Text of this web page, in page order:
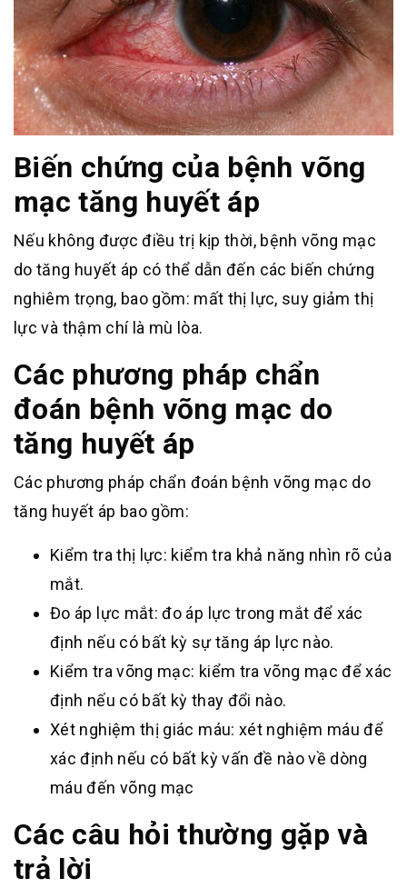
Biến chứng của bệnh võng
mạc tăng huyết áp
Nếu không được điều trị kịp thời, bệnh võng mạc
do tăng huyết áp có thể dẫn đến các biến chứng
nghiêm trọng, bao gồm: mất thị lực, suy giảm thị
lực và thậm chí là mù lòa.
Các phương pháp chẩn
đoán bệnh võng mạc do
tăng huyết áp
Các phương pháp chẩn đoán bệnh võng mạc do
tăng huyết áp bao gồm:
Kiểm tra thị lực: kiểm tra khả năng nhìn rõ của
mắt.
Đo áp lực mắt: đo áp lực trong mắt để xác
định nếu có bất kỳ sự tăng áp lực nào.
Kiểm tra võng mạc: kiểm tra võng mạc để xác
định nếu có bất kỳ thay đổi nào.
Xét nghiệm thị giác máu: xét nghiệm máu để
xác định nếu có bất kỳ vấn đề nào về dòng
máu đến võng mạc
Các câu hỏi thường gặp và
trả lời